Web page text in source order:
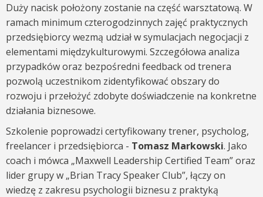
Duży nacisk położony zostanie na część warsztatową. W
ramach minimum czterogodzinnych zajęć praktycznych
przedsiębiorcy wezmą udział w symulacjach negocjacji z
elementami międzykulturowymi. Szczegółowa analiza
przypadków oraz bezpośredni feedback od trenera
pozwolą uczestnikom zidentyfikować obszary do
rozwoju i przełożyć zdobyte doświadczenie na konkretne
działania biznesowe.
Szkolenie poprowadzi certyfikowany trener, psycholog,
freelancer i przedsiębiorca - Tomasz Markowski. Jako
coach i mówca „Maxwell Leadership Certified Team” oraz
lider grupy w „Brian Tracy Speaker Club”, łączy on
wiedzę z zakresu psychologii biznesu z praktyką